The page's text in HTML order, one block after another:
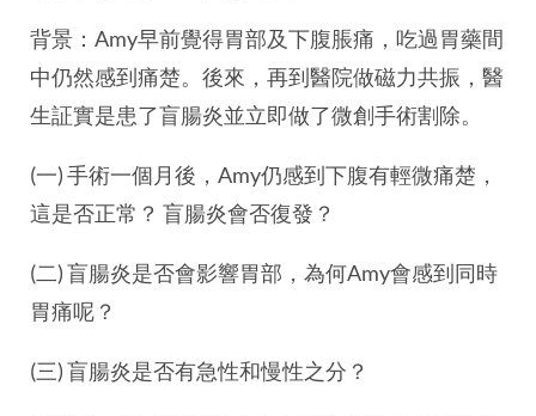
背景：Amy早前覺得胃部及下腹脹痛，吃過胃藥間
中仍然感到痛楚。後來，再到醫院做磁力共振，醫
生証實是患了盲腸炎並立即做了微創手術割除。
(一) 手術一個月後，Amy仍感到下腹有輕微痛楚，
這是否正常？ 盲腸炎會否復發？
(二) 盲腸炎是否會影響胃部，為何Amy會感到同時
胃痛呢？
(三) 盲腸炎是否有急性和慢性之分？